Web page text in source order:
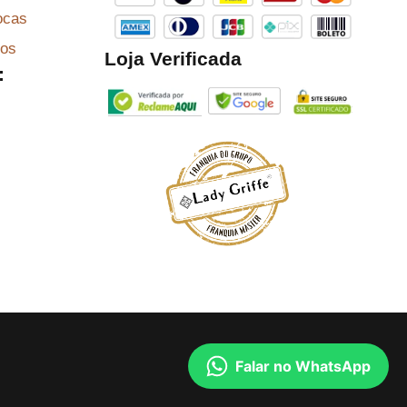
Falar no WhatsApp
Loja Verificada